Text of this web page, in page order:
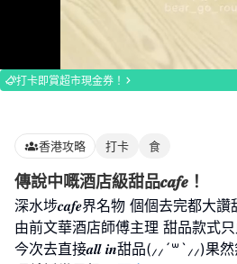
100.00%
打卡即賞超市現金券！
香港攻略 打卡 食
傳說中嘅酒店級甜品𝒄𝒂𝒇𝒆！
深水埗𝒄𝒂𝒇𝒆界名物 個個去完都大
由前文華酒店師傅主理 甜品款式
今次去直接𝒂𝒍𝒍 𝒊𝒏甜品(⸝⸝´꒳`⸝⸝)果